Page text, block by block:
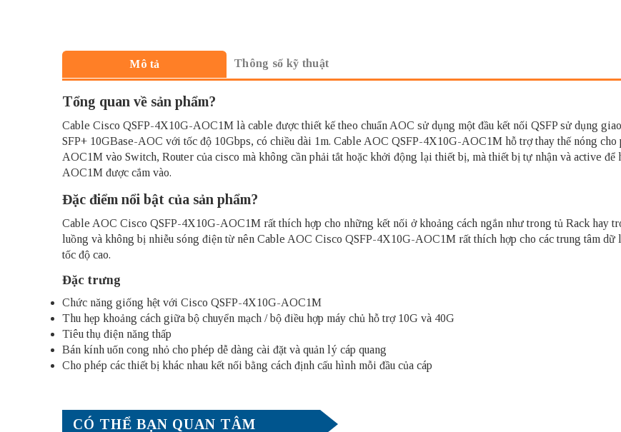
Mô tả Thông số kỹ thuật
Tổng quan về sản phẩm?
Cable Cisco QSFP-4X10G-AOC1M là cable được thiết kế theo chuẩn AOC sử dụng một đầu kết nối QSFP sử dụng
SFP+ 10GBase-AOC với tốc độ 10Gbps, có chiều dài 1m. Cable AOC QSFP-4X10G-AOC1M hỗ trợ thay thế nóng
AOC1M vào Switch, Router của cisco mà không cần phải tắt hoặc khởi động lại thiết bị, mà thiết bị tự nhận và active
AOC1M được cắm vào.
Đặc điểm nổi bật của sản phẩm?
Cable AOC Cisco QSFP-4X10G-AOC1M rất thích hợp cho những kết nối ở khoảng cách ngắn như trong tủ Rack
luồng và không bị nhiễu sóng điện từ nên Cable AOC Cisco QSFP-4X10G-AOC1M rất thích hợp cho các trung tâm dữ
tốc độ cao.
Đặc trưng
Chức năng giống hệt với Cisco QSFP-4X10G-AOC1M
Thu hẹp khoảng cách giữa bộ chuyển mạch / bộ điều hợp máy chủ hỗ trợ 10G và 40G
Tiêu thụ điện năng thấp
Bán kính uốn cong nhỏ cho phép dễ dàng cài đặt và quản lý cáp quang
Cho phép các thiết bị khác nhau kết nối bằng cách định cấu hình mỗi đầu của cáp
CÓ THỂ BẠN QUAN TÂM